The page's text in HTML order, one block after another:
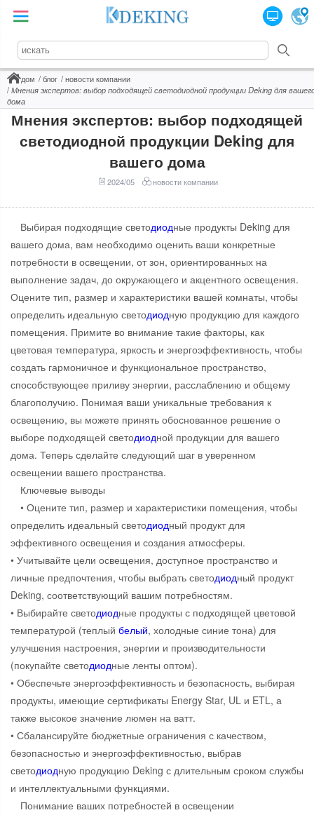
дом блог
новости компании
Мнения экспертов: выбор подходящей светодиодной продукции Deking для
дома
Мнения экспертов: выбор подходящей
светодиодной продукции Deking для
вашего дома
2024/05 новости компании
Выбирая подходящие светодиодные продукты Deking для
вашего дома, вам необходимо оценить ваши конкретные
потребности в освещении, от зон, ориентированных на
выполнение задач, до окружающего и акцентного освещения.
Оцените тип, размер и характеристики вашей комнаты, чтобы
определить идеальную светодиодную продукцию для каждого
помещения. Примите во внимание такие факторы, как
цветовая температура, яркость и энергоэффективность, чтобы
создать гармоничное и функциональное пространство,
способствующее приливу энергии, расслаблению и общему
благополучию. Понимая ваши уникальные требования к
освещению, вы можете принять обоснованное решение о
выборе подходящей светодиодной продукции для вашего
дома. Теперь сделайте следующий шаг в уверенном
освещении вашего пространства.
Ключевые выводы
• Оцените тип, размер и характеристики помещения, чтобы
определить идеальный светодиодный продукт для
эффективного освещения и создания атмосферы.
• Учитывайте цели освещения, доступное пространство и
личные предпочтения, чтобы выбрать светодиодный продукт
Deking, соответствующий вашим потребностям.
• Выбирайте светодиодные продукты с подходящей цветовой
температурой (теплый белый, холодные синие тона) для
улучшения настроения, энергии и производительности
(покупайте светодиодные ленты оптом).
• Обеспечьте энергоэффективность и безопасность, выбирая
продукты, имеющие сертификаты Energy Star, UL и ETL, а
также высокое значение люмен на ватт.
• Сбалансируйте бюджетные ограничения с качеством,
безопасностью и энергоэффективностью, выбрав
светодиодную продукцию Deking с длительным сроком службы
и интеллектуальными функциями.
Понимание ваших потребностей в освещении